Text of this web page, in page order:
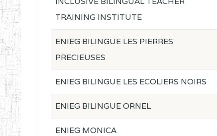
TRAINING INSTITUTE
ENIEG BILINGUE LES PIERRES
PRECIEUSES
ENIEG BILINGUE LES ECOLIERS NOIRS
ENIEG BILINGUE ORNEL
ENIEG MONICA